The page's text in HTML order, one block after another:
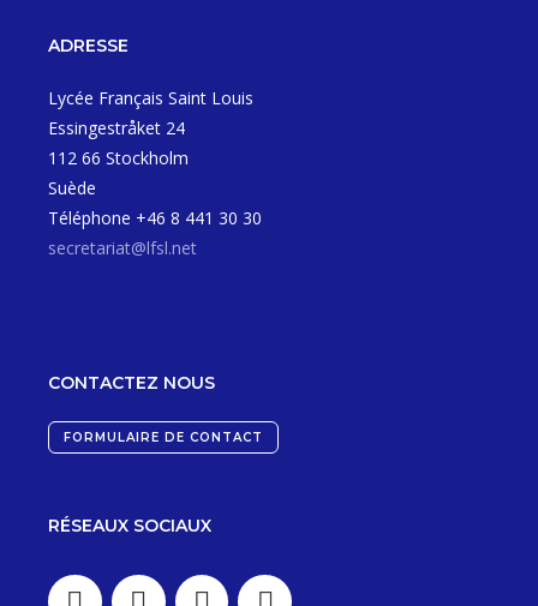
ADRESSE
Lycée Français Saint Louis
Essingestråket 24
112 66 Stockholm
Suède
Téléphone +46 8 441 30 30
secretariat@lfsl.net
CONTACTEZ NOUS
FORMULAIRE DE CONTACT
RÉSEAUX SOCIAUX